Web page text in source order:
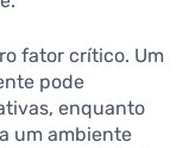
fator crítico. Um
pode
enquanto
um ambiente